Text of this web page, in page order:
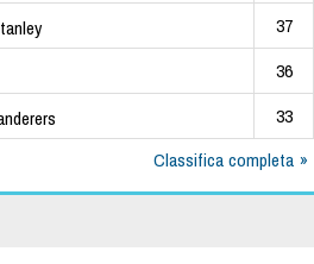
37
36
33
Classifica completa